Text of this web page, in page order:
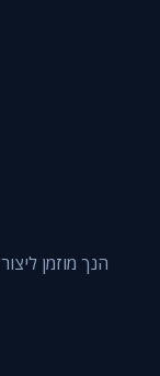
הנך מוזמן